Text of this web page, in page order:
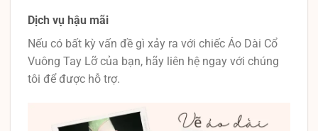
Dịch vụ hậu mãi
Nếu có bất kỳ vấn đề gì xảy ra với chiếc Áo Dài Cổ
Vuông Tay Lỡ của bạn, hãy liên hệ ngay với chúng
tôi để được hỗ trợ.